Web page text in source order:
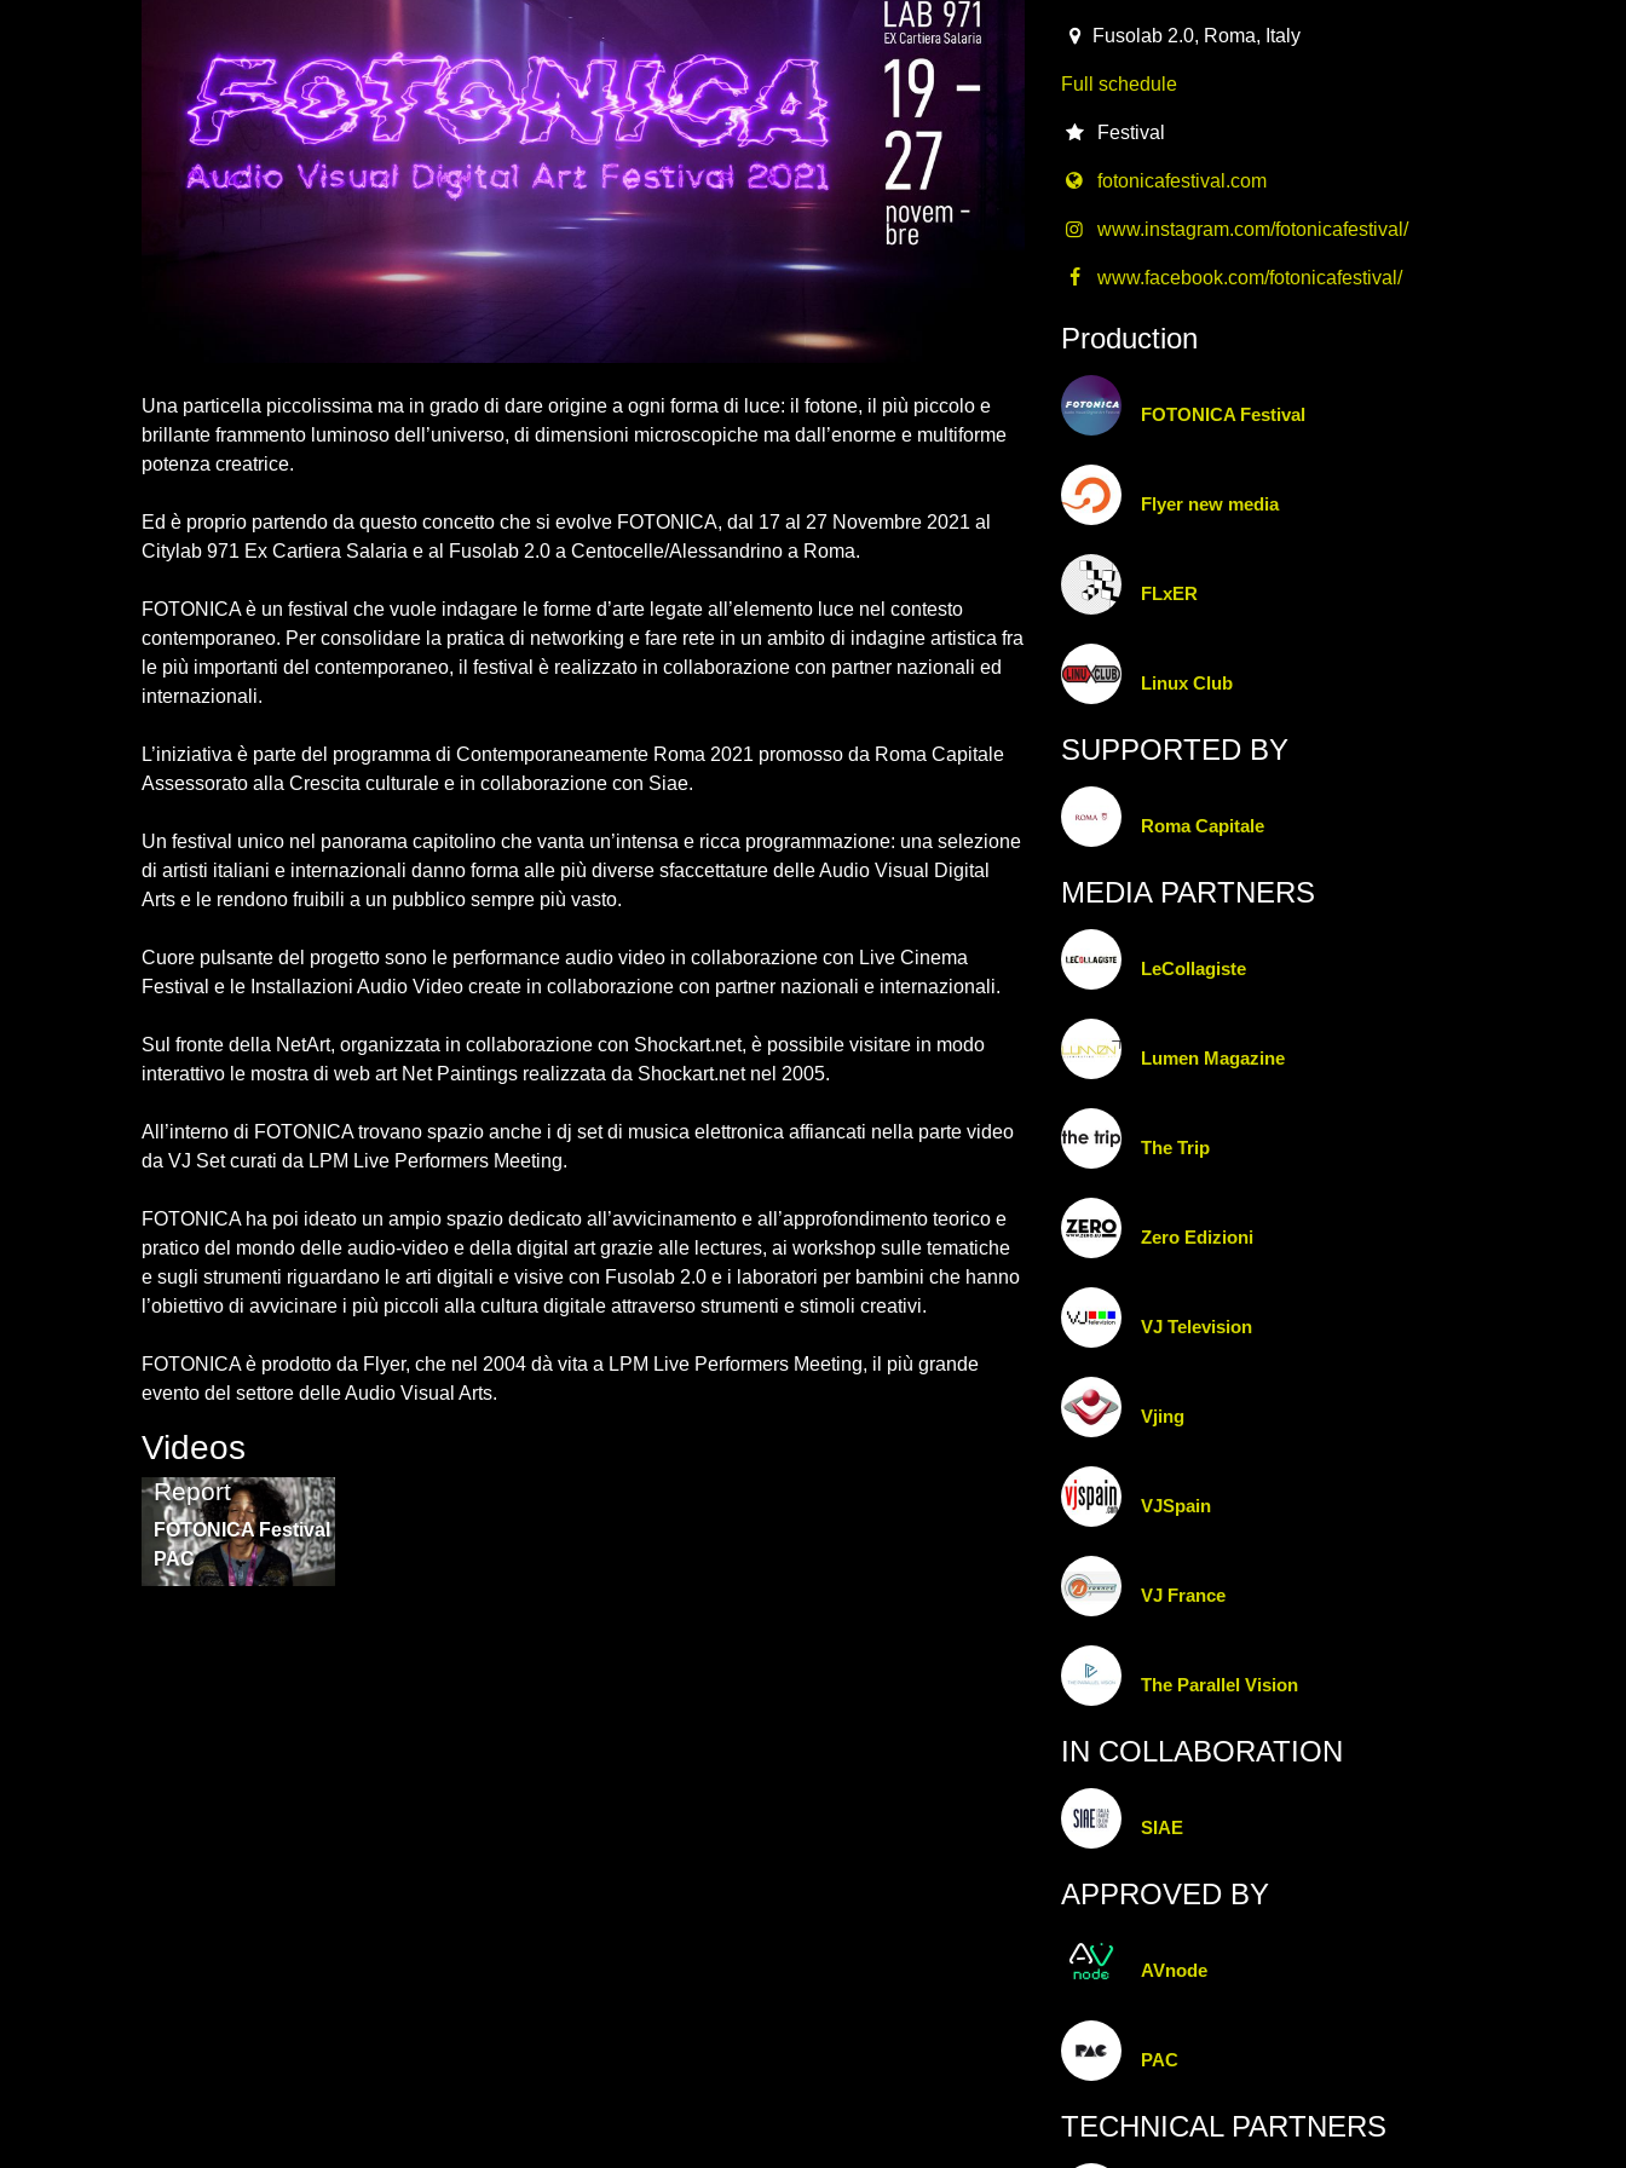
Una particella piccolissima ma in grado di dare origine a ogni forma di luce: il fotone, il più piccolo e
brillante frammento luminoso dell’universo, di dimensioni microscopiche ma dall’enorme e multiforme
potenza creatrice.
Ed è proprio partendo da questo concetto che si evolve FOTONICA, dal 17 al 27 Novembre 2021 al
Citylab 971 Ex Cartiera Salaria e al Fusolab 2.0 a Centocelle/Alessandrino a Roma.
FOTONICA è un festival che vuole indagare le forme d’arte legate all’elemento luce nel contesto
contemporaneo. Per consolidare la pratica di networking e fare rete in un ambito di indagine artistica fra
le più importanti del contemporaneo, il festival è realizzato in collaborazione con partner nazionali ed
internazionali.
L’iniziativa è parte del programma di Contemporaneamente Roma 2021 promosso da Roma Capitale
Assessorato alla Crescita culturale e in collaborazione con Siae.
Un festival unico nel panorama capitolino che vanta un’intensa e ricca programmazione: una selezione
di artisti italiani e internazionali danno forma alle più diverse sfaccettature delle Audio Visual Digital
Arts e le rendono fruibili a un pubblico sempre più vasto.
Cuore pulsante del progetto sono le performance audio video in collaborazione con Live Cinema
Festival e le Installazioni Audio Video create in collaborazione con partner nazionali e internazionali.
Sul fronte della NetArt, organizzata in collaborazione con Shockart.net, è possibile visitare in modo
interattivo le mostra di web art Net Paintings realizzata da Shockart.net nel 2005.
All’interno di FOTONICA trovano spazio anche i dj set di musica elettronica affiancati nella parte video
da VJ Set curati da LPM Live Performers Meeting.
FOTONICA ha poi ideato un ampio spazio dedicato all’avvicinamento e all’approfondimento teorico e
pratico del mondo delle audio-video e della digital art grazie alle lectures, ai workshop sulle tematiche
e sugli strumenti riguardano le arti digitali e visive con Fusolab 2.0 e i laboratori per bambini che hanno
l’obiettivo di avvicinare i più piccoli alla cultura digitale attraverso strumenti e stimoli creativi.
FOTONICA è prodotto da Flyer, che nel 2004 dà vita a LPM Live Performers Meeting, il più grande
evento del settore delle Audio Visual Arts.
Videos
Fotonica 2021
Report
FOTONICA Festival
PAC
Fusolab 2.0, Roma, Italy
Full schedule
Festival
fotonicafestival.com
www.instagram.com/fotonicafestival/
www.facebook.com/fotonicafestival/
Production
FOTONICA Festival
Flyer new media
FLxER
Linux Club
SUPPORTED BY
Roma Capitale
MEDIA PARTNERS
LeCollagiste
Lumen Magazine
The Trip
Zero Edizioni
VJ Television
Vjing
VJSpain
VJ France
The Parallel Vision
IN COLLABORATION
SIAE
APPROVED BY
AVnode
PAC
TECHNICAL PARTNERS